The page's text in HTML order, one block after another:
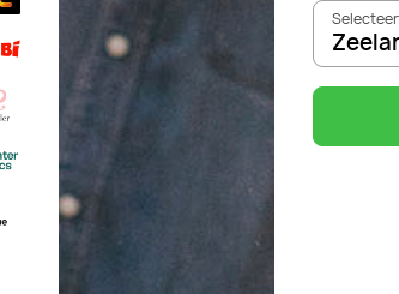
deal dat je wil zien. In één handig
nieuwe favoriete hotspot, gewoon bij jou
Utrecht, Den Haag of Rotterdam en je
je welke deals er in welke buurt worden
hotelovernachting in het stadshart van